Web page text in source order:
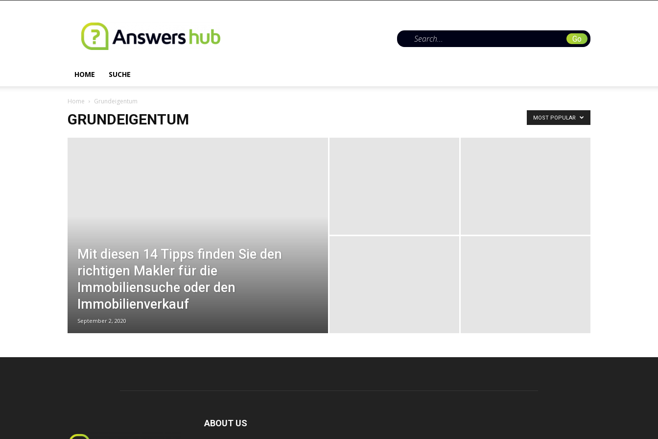
HOME SUCHE
Home Grundeigentum
GRUNDEIGENTUM MOST POPULAR
Mit diesen 14 Tipps finden Sie den
richtigen Makler für die
Immobiliensuche oder den
Immobilienverkauf
September 2, 2020
ABOUT US